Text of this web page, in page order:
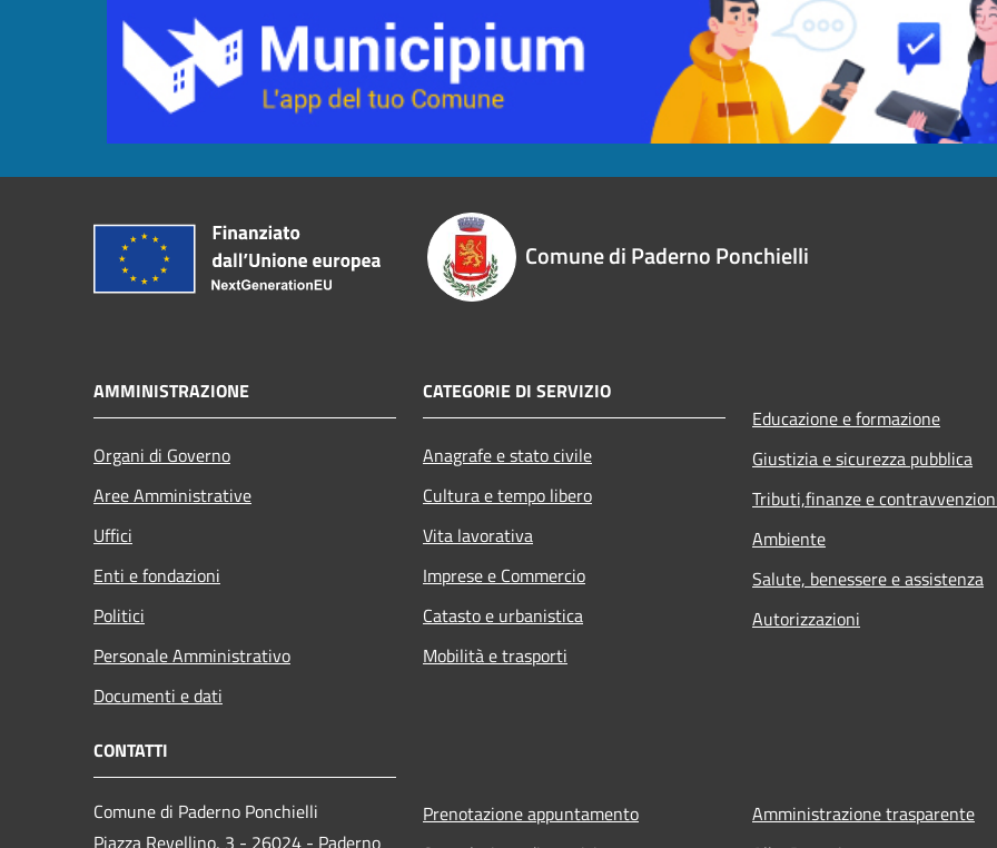
Comune di Paderno Ponchielli
AMMINISTRAZIONE
Organi di Governo
Aree Amministrative
Uffici
Enti e fondazioni
Politici
Personale Amministrativo
Documenti e dati
CATEGORIE DI SERVIZIO
Anagrafe e stato civile
Cultura e tempo libero
Vita lavorativa
Imprese e Commercio
Catasto e urbanistica
Mobilità e trasporti
Educazione e formazione
Giustizia e sicurezza pubblica
Tributi,finanze e
Ambiente
Salute, benessere e assistenza
Autorizzazioni
CONTATTI
Comune di Paderno Ponchielli
Piazza Revellino, 3 - 26024 - Paderno
Prenotazione appuntamento
Amministrazione trasparente